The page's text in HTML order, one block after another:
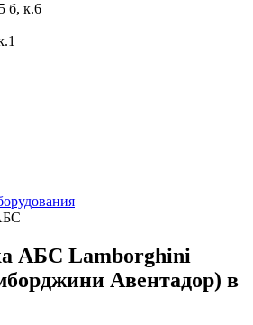
б, к.6
АБС Lamborghini
Авентадор) в